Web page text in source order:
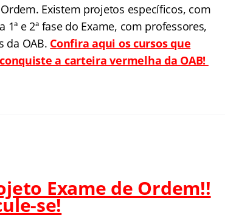
Existem projetos específicos, com
e 2ª fase do Exame, com professores,
da OAB. Confira aqui os cursos que
a carteira vermelha da OAB!
Exame de Ordem!!
se!